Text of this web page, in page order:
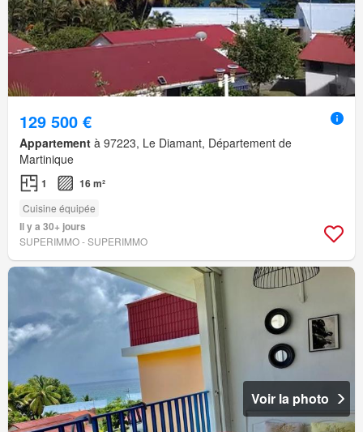
129 500 €
Appartement à 97223, Le Diamant, Département de
Martinique
1 16 m²
Cuisine équipée
Il y a 30+ jours
SUPERIMMO - SUPERIMMO
Voir la photo